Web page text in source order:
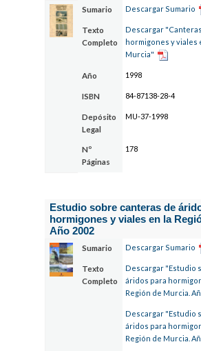
Sumario Descargar Sumario
Texto
Completo
Descargar
hormigones y viales
Murcia"
Año 1998
ISBN 84-87138-28-4
Depósito
Legal
MU-37-1998
Nº
Páginas
178
Estudio sobre canteras de
hormigones y viales en la
Año 2002
Sumario Descargar Sumario
Texto
Completo
Descargar "Estudio
áridos para
Región de Murcia.
Descargar "Estudio
áridos para
Región de Murcia.